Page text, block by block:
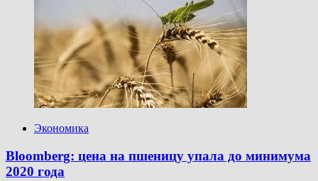
Экономика
Bloomberg: цена на пшеницу упала до минимума
2020 года